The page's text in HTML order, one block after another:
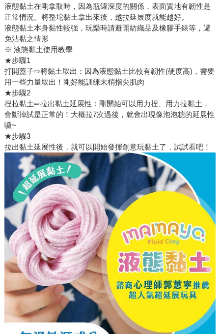
液態黏土在剛拿取時，因為瓶罐深度的關係，表面質地有韌性是
正常情況。將整坨黏土拿出來後，越拉延展度就能越好。
液態黏土本身黏性較強，玩樂時請避開紡織品及橡膠手錶等，避
免沾黏之情形
※ 液態黏土使用教學
★步驟1
打開蓋子⇨將黏土取出：因為液態黏土比較有韌性(硬度高)，需要
用一些力量取出！剛好能訓練末梢指尖肌肉
★步驟2
捏拉黏土⇨拉出黏土延展性：剛開始可以用力捏、用力拉黏土，
會斷掉試是正常的！大概拉7次過後，就會出現像泡泡糖的延展性
囉~
★步驟3
拉出黏土延展性後，就可以開始發揮創意玩黏土了，試試看吧！